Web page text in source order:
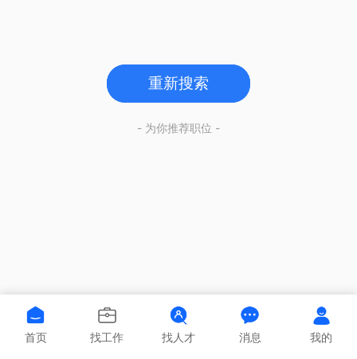
重新搜索
- 为你推荐职位 -
首页 找工作 找人才 消息 我的